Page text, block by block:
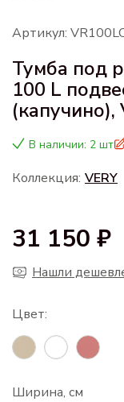
Артикул:
Тумба под
100 L
(капучино),
В наличии: 2 шт
Коллекция: VERY
31 150 ₽
Нашли
Ширина, см